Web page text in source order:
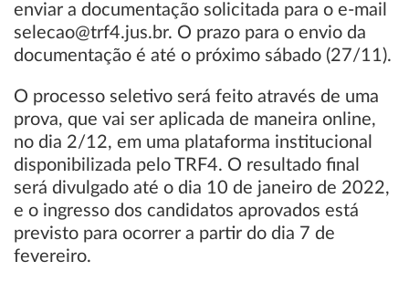
enviar a documentação solicitada para o e-mail
selecao@trf4.jus.br. O prazo para o envio da
documentação é até o próximo sábado (27/11).
O processo seletivo será feito através de uma
prova, que vai ser aplicada de maneira online,
no dia 2/12, em uma plataforma institucional
disponibilizada pelo TRF4. O resultado final
será divulgado até o dia 10 de janeiro de 2022,
e o ingresso dos candidatos aprovados está
previsto para ocorrer a partir do dia 7 de
fevereiro.